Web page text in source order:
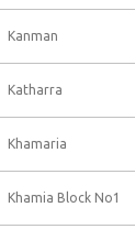
Kanman
Katharra
Khamaria
Khamia Block No1